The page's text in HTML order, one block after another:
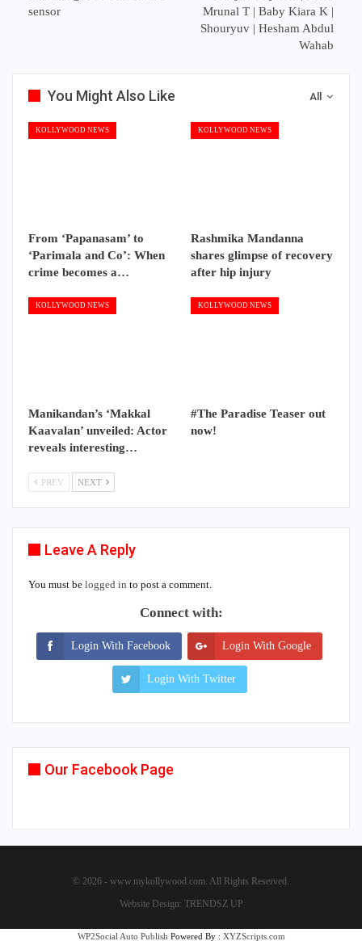
sensor
Mrunal T | Baby Kiara K |
Shouryuv | Hesham Abdul
Wahab
All
You Might Also Like
KOLLYWOOD NEWS
From ‘Papanasam’ to
‘Parimala and Co’: When
crime becomes a…
KOLLYWOOD NEWS
Rashmika Mandanna
shares glimpse of recovery
after hip injury
KOLLYWOOD NEWS
Manikandan’s ‘Makkal
Kaavalan’ unveiled: Actor
reveals interesting…
KOLLYWOOD NEWS
#The Paradise Teaser out
now!
PREV NEXT
Leave A Reply
You must be logged in to post a comment.
Connect with:
Login With Facebook Login With Google
Login With Twitter
Our Facebook Page
© 2026 - www.mykollywood.com. All Rights Reserved.
Website Design: TRENDSZ UP
WP2Social Auto Publish Powered By : XYZScripts.com